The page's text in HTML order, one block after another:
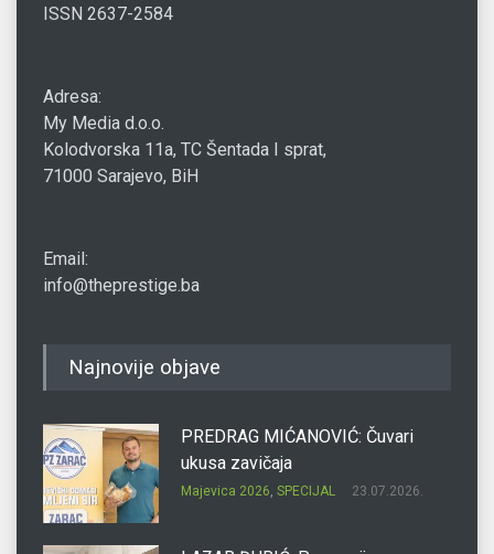
ISSN 2637-2584
Adresa:
My Media d.o.o.
Kolodvorska 11a, TC Šentada I sprat,
71000 Sarajevo, BiH
Email:
info@theprestige.ba
Najnovije objave
PREDRAG MIĆANOVIĆ: Čuvari
ukusa zavičaja
Majevica 2026, SPECIJAL 23.07.2026.